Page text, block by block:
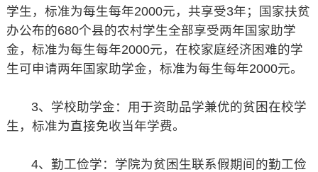
学生，标准为每生每年2000元，共享受3年；国家扶贫
办公布的680个县的农村学生全部享受两年国家助学
金，标准为每生每年2000元，在校家庭经济困难的学
生可申请两年国家助学金，标准为每生每年2000元。
3、学校助学金：用于资助品学兼优的贫困在校学
生，标准为直接免收当年学费。
4、勤工俭学：学院为贫困生联系假期间的勤工俭